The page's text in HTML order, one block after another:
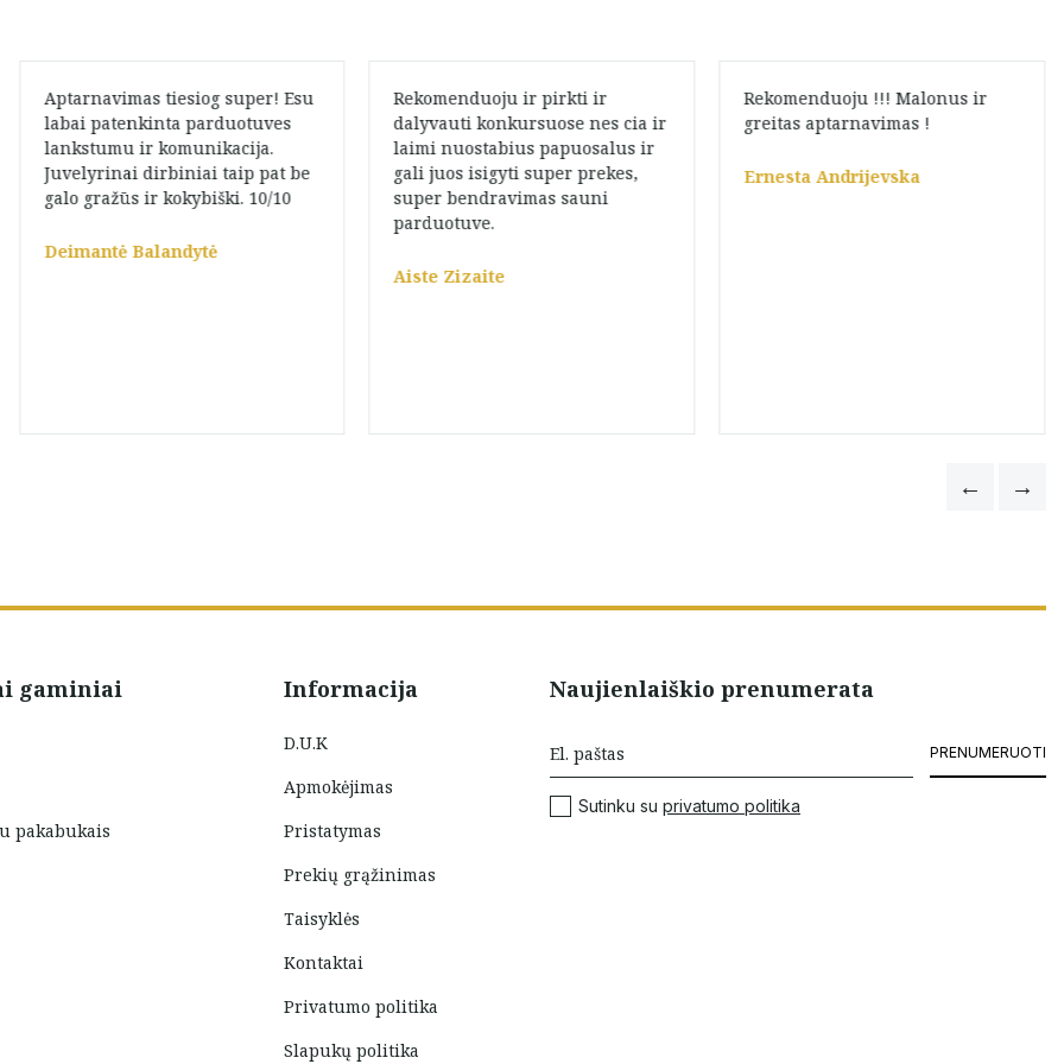
Aptarnavimas tiesiog super! Esu
labai patenkinta parduotuves
lankstumu ir komunikacija.
Juvelyrinai dirbiniai taip pat be
galo gražūs ir kokybiški. 10/10
Deimantė Balandytė
Rekomenduoju ir pirkti ir
dalyvauti konkursuose nes cia ir
laimi nuostabius papuosalus ir
gali juos isigyti super prekes,
super bendravimas sauni
parduotuve.
Aiste Zizaite
Rekomenduoju !!! Malonus ir
greitas aptarnavimas !
Ernesta Andrijevska
gaminiai
pakabukais
Informacija
D.U.K
Apmokėjimas
Pristatymas
Prekių grąžinimas
Taisyklės
Kontaktai
Privatumo politika
Slapukų politika
Naujienlaiškio prenumerata
PRENUMERUOTI
Sutinku su privatumo politika